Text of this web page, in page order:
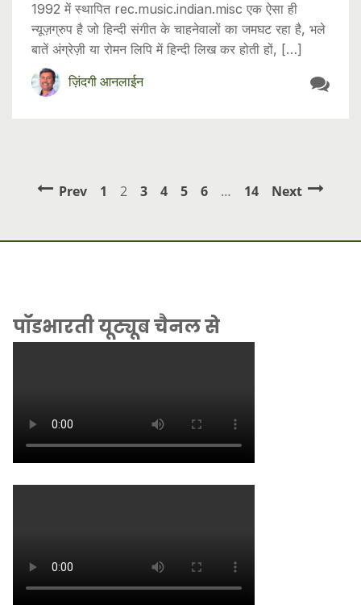
1992 में स्थापित rec.music.indian.misc एक ऐसा ही
न्यूज़ग्रुप है जो हिन्दी संगीत के चाहनेवालों का जमघट रहा है, भले
बातें अंग्रेज़ी या रोमन लिपि में हिन्दी लिख कर होती हों, […]
ज़िंदगी आनलाईन
Prev 1 2 3 4 5 6 … 14 Next
पॉडभारती यूट्यूब चैनल से